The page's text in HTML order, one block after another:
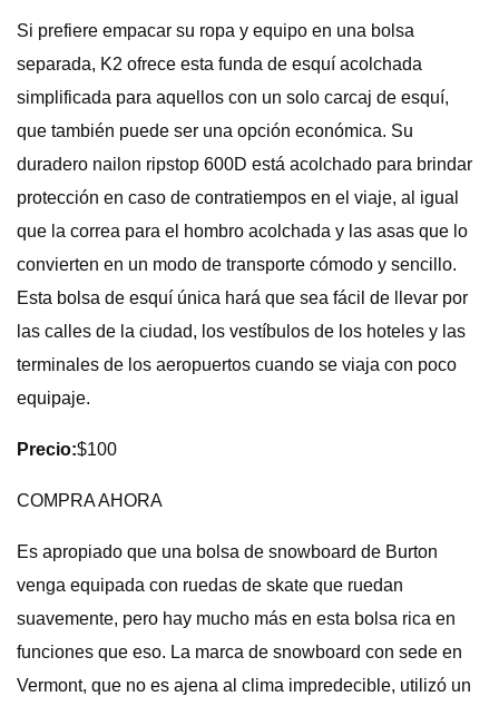
Si prefiere empacar su ropa y equipo en una bolsa
separada, K2 ofrece esta funda de esquí acolchada
simplificada para aquellos con un solo carcaj de esquí,
que también puede ser una opción económica. Su
duradero nailon ripstop 600D está acolchado para brindar
protección en caso de contratiempos en el viaje, al igual
que la correa para el hombro acolchada y las asas que lo
convierten en un modo de transporte cómodo y sencillo.
Esta bolsa de esquí única hará que sea fácil de llevar por
las calles de la ciudad, los vestíbulos de los hoteles y las
terminales de los aeropuertos cuando se viaja con poco
equipaje.
Precio:$100
COMPRA AHORA
Es apropiado que una bolsa de snowboard de Burton
venga equipada con ruedas de skate que ruedan
suavemente, pero hay mucho más en esta bolsa rica en
funciones que eso. La marca de snowboard con sede en
Vermont, que no es ajena al clima impredecible, utilizó un